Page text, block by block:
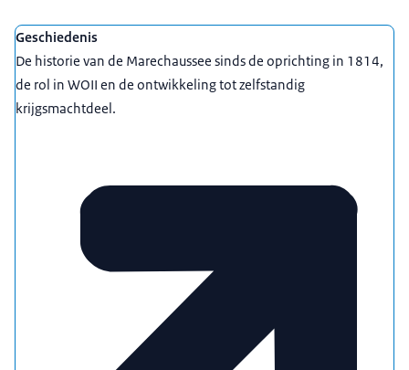
Geschiedenis
De historie van de Marechaussee sinds de oprichting in 1814,
de rol in WOII en de ontwikkeling tot zelfstandig
krijgsmachtdeel.